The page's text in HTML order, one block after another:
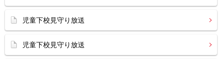
児童下校見守り放送
児童下校見守り放送